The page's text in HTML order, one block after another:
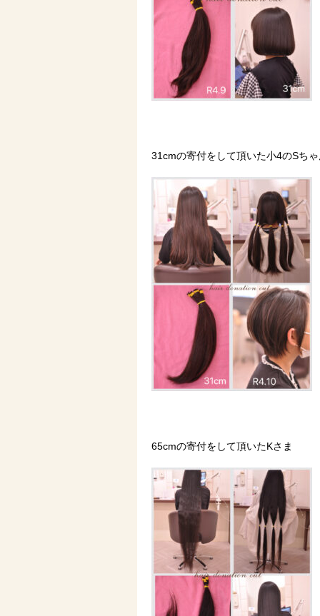
31cmの寄付をして頂いた小4のSち
65cmの寄付をして頂いたKさま